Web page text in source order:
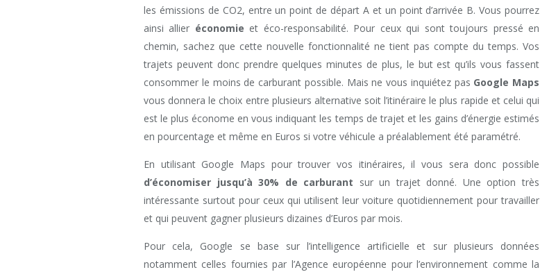
les émissions de CO2, entre un point de départ A et un point d’arrivée B. Vous pourrez
ainsi allier économie et éco-responsabilité. Pour ceux qui sont toujours pressé en
chemin, sachez que cette nouvelle fonctionnalité ne tient pas compte du temps. Vos
trajets peuvent donc prendre quelques minutes de plus, le but est qu’ils vous fassent
consommer le moins de carburant possible. Mais ne vous inquiétez pas Google Maps
vous donnera le choix entre plusieurs alternative soit l’itinéraire le plus rapide et celui qui
est le plus économe en vous indiquant les temps de trajet et les gains d’énergie estimés
en pourcentage et même en Euros si votre véhicule a préalablement été paramétré.
En utilisant Google Maps pour trouver vos itinéraires, il vous sera donc possible
d’économiser jusqu’à 30% de carburant sur un trajet donné. Une option très
intéressante surtout pour ceux qui utilisent leur voiture quotidiennement pour travailler
et qui peuvent gagner plusieurs dizaines d’Euros par mois.
Pour cela, Google se base sur l’intelligence artificielle et sur plusieurs données
notamment celles fournies par l’Agence européenne pour l’environnement comme la